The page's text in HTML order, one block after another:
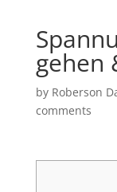
gehen
by Roberson
comments